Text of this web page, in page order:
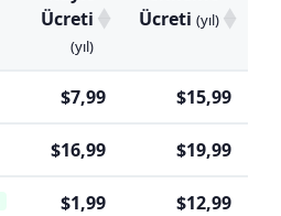
Ücreti
(yıl)
Ücreti (yıl)
$7,99 $15,99
$16,99 $19,99
$1,99 $12,99